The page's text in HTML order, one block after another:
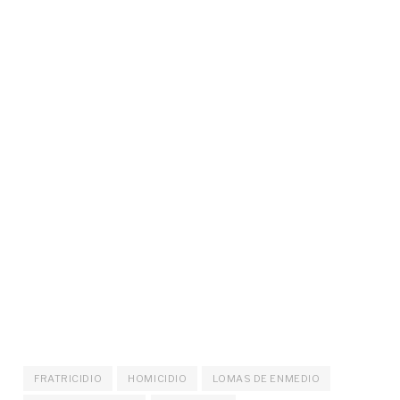
FRATRICIDIO HOMICIDIO LOMAS DE ENMEDIO